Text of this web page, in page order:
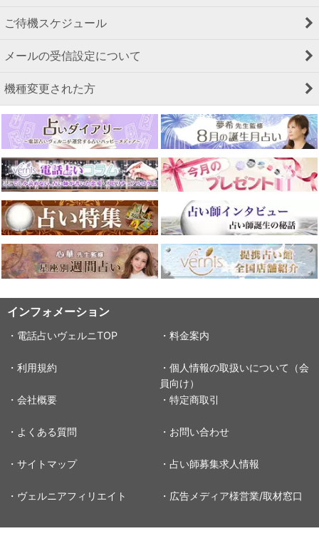
ご待機スケジュール
メールの受信設定について
機種変更された方
インフォメーション
・電話占いヴェルニTOP ・料金案内
・利用規約
・個人情報の取扱いについて（会
員向け）
・会社概要
・特定商取引
・よくある質問 ・お問い合わせ
・サイトマップ ・占い師募集求人情報
・ヴェルニアフィリエイト ・広告メディア様営業/取材窓口